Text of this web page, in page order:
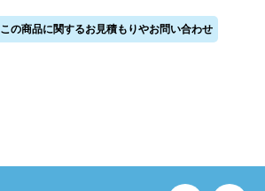
この商品に関するお見積もりやお問い合わせ